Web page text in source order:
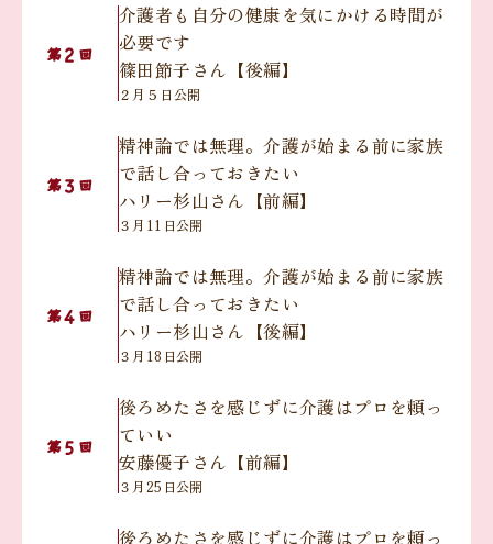
第２ 回
介護者も自分の健康を気にかける時間が
必要です
篠田節子さん【後編】
２月５日公開
第３ 回
精神論では無理。介護が始まる前に家族
で話し合っておきたい
ハリー杉山さん【前編】
３月11日公開
第４ 回
精神論では無理。介護が始まる前に家族
で話し合っておきたい
ハリー杉山さん【後編】
３月18日公開
第５ 回
後ろめたさを感じずに介護はプロを頼っ
ていい
安藤優子さん【前編】
３月25日公開
後ろめたさを感じずに介護はプロを頼っ